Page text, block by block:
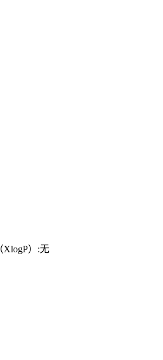
XlogP）:无